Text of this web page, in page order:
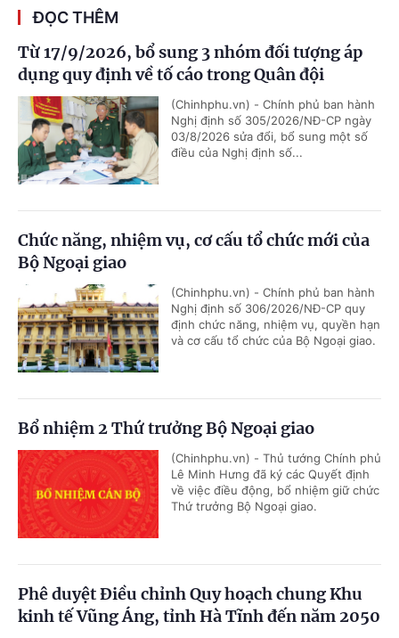
ĐỌC THÊM
Từ 17/9/2026, bổ sung 3 nhóm đối tượng áp
dụng quy định về tố cáo trong Quân đội
(Chinhphu.vn) - Chính phủ ban hành
Nghị định số 305/2026/NĐ-CP ngày
03/8/2026 sửa đổi, bổ sung một số
điều của Nghị định số...
Chức năng, nhiệm vụ, cơ cấu tổ chức mới của
Bộ Ngoại giao
(Chinhphu.vn) - Chính phủ ban hành
Nghị định số 306/2026/NĐ-CP quy
định chức năng, nhiệm vụ, quyền hạn
và cơ cấu tổ chức của Bộ Ngoại giao.
Bổ nhiệm 2 Thứ trưởng Bộ Ngoại giao
(Chinhphu.vn) - Thủ tướng Chính phủ
Lê Minh Hưng đã ký các Quyết định
về việc điều động, bổ nhiệm giữ chức
Thứ trưởng Bộ Ngoại giao.
Phê duyệt Điều chỉnh Quy hoạch chung Khu
kinh tế Vũng Áng, tỉnh Hà Tĩnh đến năm 2050